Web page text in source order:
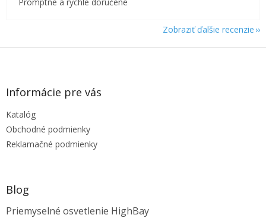
Zobraziť ďalšie recenzie
Z
Informácie pre vás
Katalóg
Obchodné podmienky
Reklamačné podmienky
Blog
Priemyselné osvetlenie HighBay